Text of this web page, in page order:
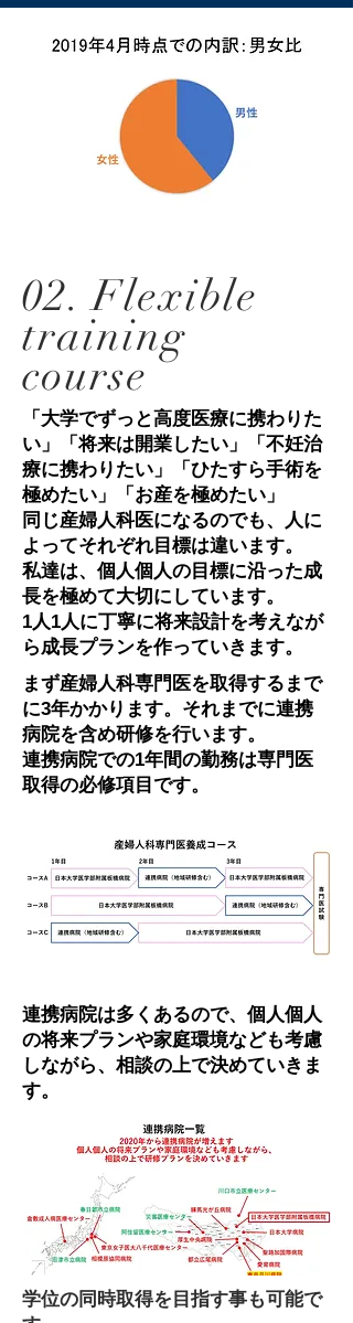
02. Flexible
training
course
「大学でずっと高度医療に携わりた
い」「将来は開業したい」「不妊治
療に携わりたい」「ひたすら手術を
極めたい」「お産を極めたい」
同じ産婦人科医になるのでも、人に
よってそれぞれ目標は違います。
私達は、個人個人の目標に沿った成
長を極めて大切にしています。
1人1人に丁寧に将来設計を考えなが
ら成長プランを作っていきます。
まず産婦人科専門医を取得するまで
に3年かかります。 それまでに連携
病院を含め研修を行います。
連携病院での1年間の勤務は専門医
取得の必修項目です。
連携病院は多くあるので、個人個人
の将来プランや家庭環境なども考慮
しながら、相談の上で決めていきま
す。
学位の同時取得を目指す事も可能で